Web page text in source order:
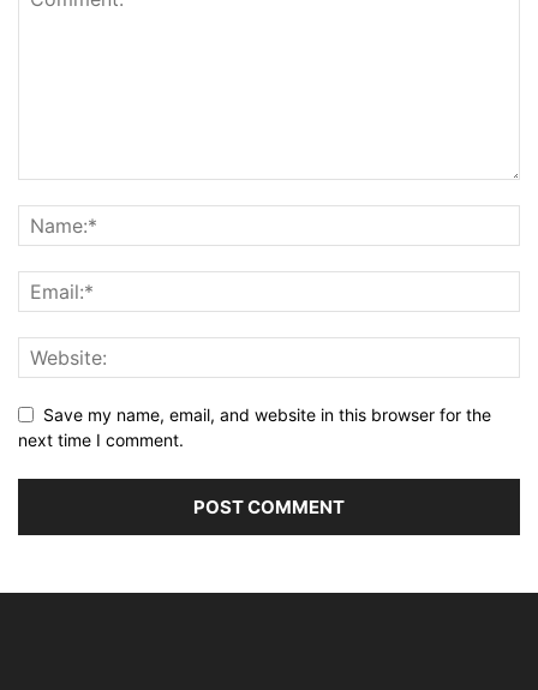
Save my name, email, and website in this browser for the
next time I comment.